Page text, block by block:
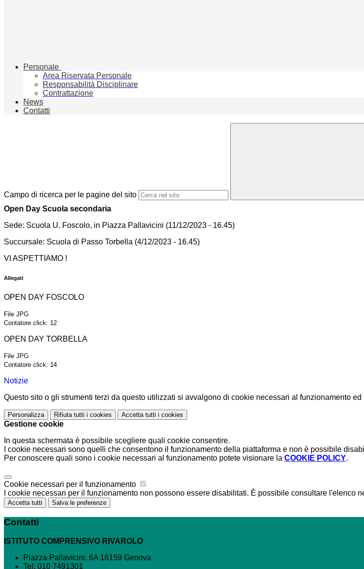
Personale
Area Riservata Personale
Responsabilità Disciplinare
Contrattazione
News
Contatti
Campo di ricerca per le pagine del sito
Open Day Scuola secondaria
Sede: Scuola U. Foscolo, in Piazza Pallavicini (11/12/2023 - 16.45)
Succursale: Scuola di Passo Torbella (4/12/2023 - 16.45)
VI ASPETTIAMO !
Allegati
OPEN DAY FOSCOLO
File JPG
Contatore click: 12
OPEN DAY TORBELLA
File JPG
Contatore click: 14
Notizie
Questo sito o gli strumenti terzi da questo utilizzati si avvalgono di cookie necessari al funzionamento
Personalizza Rifiuta tutti i cookies Accetta tutti i cookies
Gestione cookie
In questa schermata è possibile scegliere quali cookie consentire.
I cookie necessari sono quelli che consentono il funzionamento della piattaforma e non è possibile
Per conoscere quali sono i cookie necessari al funzionamento potete visionare la COOKIE POLICY.
Cookie necessari per il funzionamento
I cookie necessari per il funzionamento non possono essere disabilitati. È possibile consultare l'elenco
Accetta tutti Salva le preferenze
Contatti
ISTITUTO COMPRENSIVO RIVAROLO
Piazza Pallavicini, 6A 16159 Genova
Tel: 010 7491301